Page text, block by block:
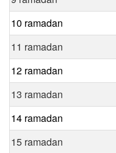
10 ramadan
11 ramadan
12 ramadan
13 ramadan
14 ramadan
15 ramadan